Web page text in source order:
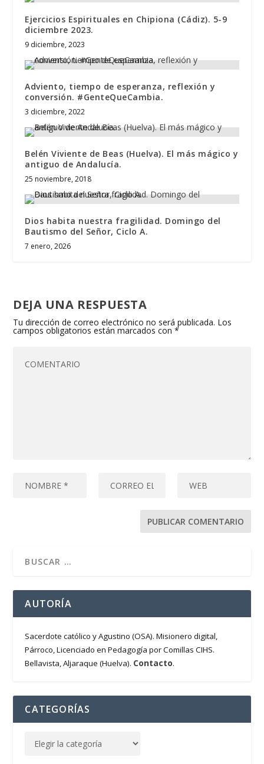
Ejercicios Espirituales en Chipiona (Cádiz). 5-9
diciembre 2023.
9 diciembre, 2023
Adviento, tiempo de esperanza, reflexión y
conversión. #GenteQueCambia.
3 diciembre, 2022
Belén Viviente de Beas (Huelva). El más mágico y
antiguo de Andalucía.
25 noviembre, 2018
Dios habita nuestra fragilidad. Domingo del
Bautismo del Señor, Ciclo A.
7 enero, 2026
DEJA UNA RESPUESTA
Tu dirección de correo electrónico no será publicada. Los
campos obligatorios están marcados con*
AUTORÍA
Sacerdote católico y Agustino (OSA). Misionero digital,
Párroco, Licenciado en Pedagogía por Comillas CIHS.
Bellavista, Aljaraque (Huelva). Contacto.
CATEGORÍAS